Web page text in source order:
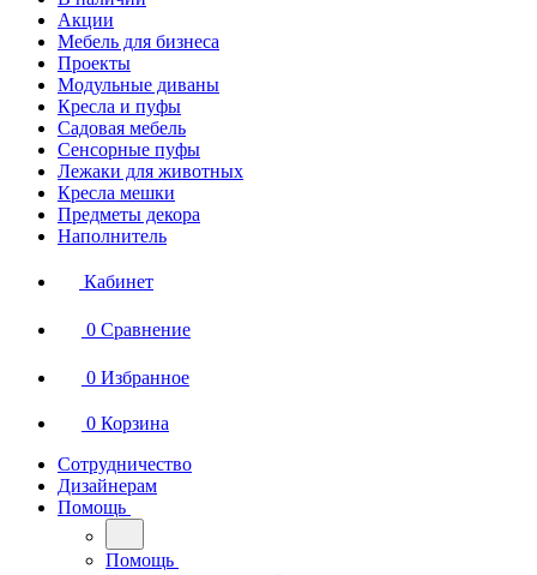
Акции
Мебель для бизнеса
Проекты
Модульные диваны
Кресла и пуфы
Садовая мебель
Сенсорные пуфы
Лежаки для животных
Кресла мешки
Предметы декора
Наполнитель
Кабинет
0 Сравнение
0 Избранное
0 Корзина
Сотрудничество
Дизайнерам
Помощь
Помощь